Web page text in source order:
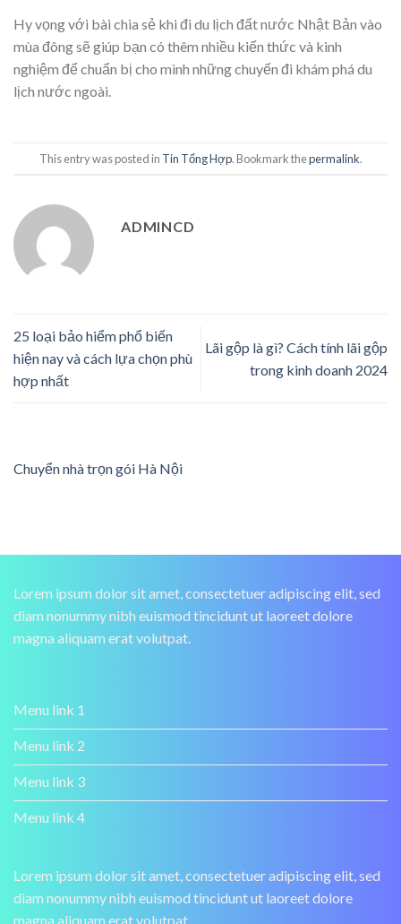
Hy vọng với bài chia sẻ khi đi du lịch đất nước Nhật Bản vào
mùa đông sẽ giúp bạn có thêm nhiều kiến thức và kinh
nghiệm để chuẩn bị cho mình những chuyến đi khám phá du
lịch nước ngoài.
This entry was posted in Tin Tổng Hợp. Bookmark thepermalink.
ADMINCD
25 loại bảo hiểm phổ biến
hiện nay và cách lựa chọn phù
hợp nhất
Lãi gộp là gì? Cách tính lãi gộp
trong kinh doanh 2024
Chuyển nhà trọn gói Hà Nội
Lorem ipsum dolor sit amet, consectetuer adipiscing elit, sed
diam nonummy nibh euismod tincidunt ut laoreet dolore
magna aliquam erat volutpat.
Menu link 1
Menu link 2
Menu link 3
Menu link 4
Lorem ipsum dolor sit amet, consectetuer adipiscing elit, sed
diam nonummy nibh euismod tincidunt ut laoreet dolore
magna aliquam erat volutpat.